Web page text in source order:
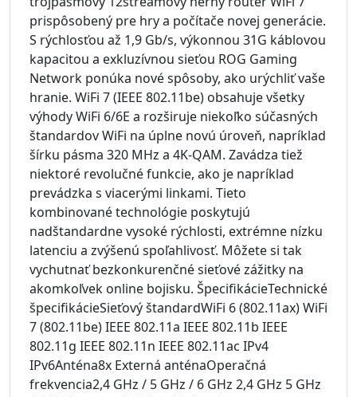
prispôsobený pre hry a počítače novej generácie.
S rýchlosťou až 1,9 Gb/s, výkonnou 31G káblovou
kapacitou a exkluzívnou sieťou ROG Gaming
Network ponúka nové spôsoby, ako urýchliť vaše
hranie. WiFi 7 (IEEE 802.11be) obsahuje všetky
výhody WiFi 6/6E a rozširuje niekoľko súčasných
štandardov WiFi na úplne novú úroveň, napríklad
šírku pásma 320 MHz a 4K-QAM. Zavádza tiež
niektoré revolučné funkcie, ako je napríklad
prevádzka s viacerými linkami. Tieto
kombinované technológie poskytujú
nadštandardne vysoké rýchlosti, extrémne nízku
latenciu a zvýšenú spoľahlivosť. Môžete si tak
vychutnať bezkonkurenčné sieťové zážitky na
akomkoľvek online bojisku. ŠpecifikácieTechnické
špecifikácieSieťový štandardWiFi 6 (802.11ax) WiFi
7 (802.11be) IEEE 802.11a IEEE 802.11b IEEE
802.11g IEEE 802.11n IEEE 802.11ac IPv4
IPv6Anténa8x Externá anténaOperačná
frekvencia2,4 GHz / 5 GHz / 6 GHz 2,4 GHz 5 GHz